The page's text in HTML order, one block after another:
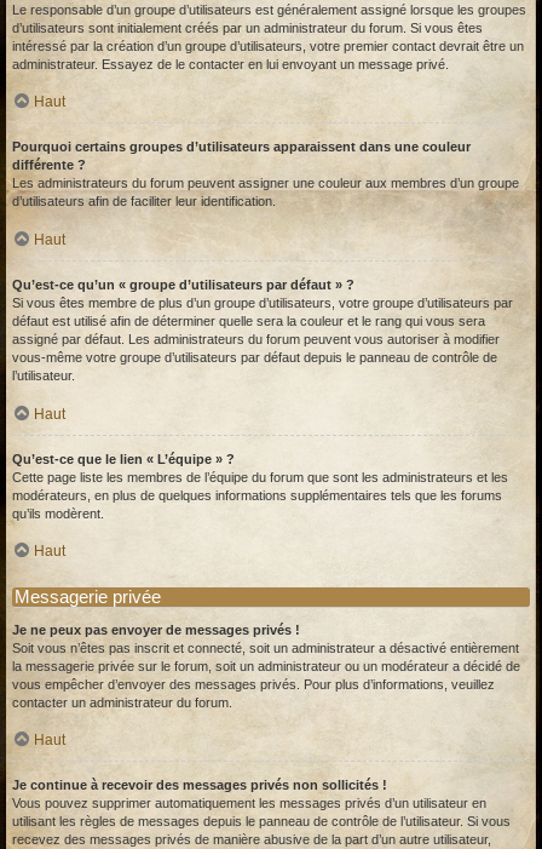
Le responsable d’un groupe d’utilisateurs est généralement assigné lorsque les groupes
d’utilisateurs sont initialement créés par un administrateur du forum. Si vous êtes
intéressé par la création d’un groupe d’utilisateurs, votre premier contact devrait être un
administrateur. Essayez de le contacter en lui envoyant un message privé.
Haut
Pourquoi certains groupes d’utilisateurs apparaissent dans une couleur
différente ?
Les administrateurs du forum peuvent assigner une couleur aux membres d’un groupe
d’utilisateurs afin de faciliter leur identification.
Haut
Qu’est-ce qu’un « groupe d’utilisateurs par défaut » ?
Si vous êtes membre de plus d’un groupe d’utilisateurs, votre groupe d’utilisateurs par
défaut est utilisé afin de déterminer quelle sera la couleur et le rang qui vous sera
assigné par défaut. Les administrateurs du forum peuvent vous autoriser à modifier
vous-même votre groupe d’utilisateurs par défaut depuis le panneau de contrôle de
l’utilisateur.
Haut
Qu’est-ce que le lien « L’équipe » ?
Cette page liste les membres de l’équipe du forum que sont les administrateurs et les
modérateurs, en plus de quelques informations supplémentaires tels que les forums
qu’ils modèrent.
Haut
Messagerie privée
Je ne peux pas envoyer de messages privés !
Soit vous n’êtes pas inscrit et connecté, soit un administrateur a désactivé entièrement
la messagerie privée sur le forum, soit un administrateur ou un modérateur a décidé de
vous empêcher d’envoyer des messages privés. Pour plus d’informations, veuillez
contacter un administrateur du forum.
Haut
Je continue à recevoir des messages privés non sollicités !
Vous pouvez supprimer automatiquement les messages privés d’un utilisateur en
utilisant les règles de messages depuis le panneau de contrôle de l’utilisateur. Si vous
recevez des messages privés de manière abusive de la part d’un autre utilisateur,